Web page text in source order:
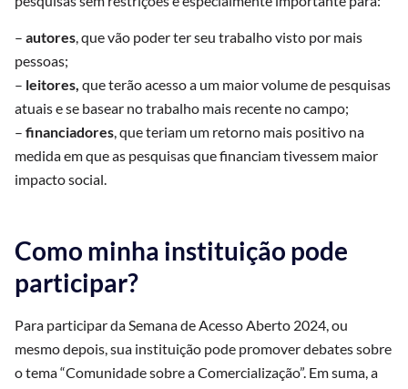
– autores, que vão poder ter seu trabalho visto por mais
pessoas;
– leitores, que terão acesso a um maior volume de pesquisas
atuais e se basear no trabalho mais recente no campo;
– financiadores, que teriam um retorno mais positivo na
medida em que as pesquisas que financiam tivessem maior
impacto social.
Como minha instituição pode
participar?
Para participar da Semana de Acesso Aberto 2024, ou
mesmo depois, sua instituição pode promover debates sobre
o tema “Comunidade sobre a Comercialização”. Em suma, a